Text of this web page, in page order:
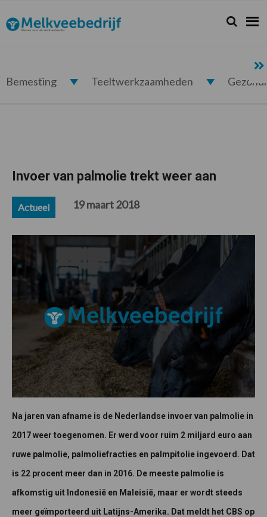
de
hoofdnavigatie
de
hoofd
de
eerste
de
voettekst
Melkveebedrijf.nl Zoeken...
Zoek
Bemesting Teeltwerkzaamheden
Invoer van palmolie trekt weer aan
Actueel 19 maart 2018
Na jaren van afname is de Nederlandse invoer van palmolie in
2017 weer toegenomen. Er werd voor ruim 2 miljard euro aan
ruwe palmolie, palmoliefracties en palmpitolie ingevoerd. Dat
is 22 procent meer dan in 2016. De meeste palmolie is
afkomstig uit Indonesië en Maleisië, maar er wordt steeds
meer geïmporteerd uit Latijns-Amerika. Dat meldt het CBS op